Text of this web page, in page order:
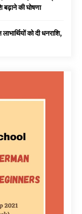
बढ़ाने की घोषणा
को दी धनराशि, ₹